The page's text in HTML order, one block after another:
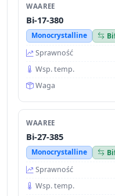
WAAREE
Bi-17-380
Monocrystalline
Sprawność
Wsp. temp.
Waga
WAAREE
Bi-27-385
Monocrystalline
Sprawność
Wsp. temp.